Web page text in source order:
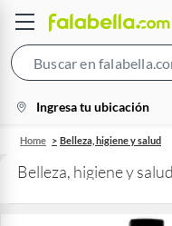
location-
icon
Ingresa tu ubicación
Home Belleza, higiene y salud
Belleza, higiene y